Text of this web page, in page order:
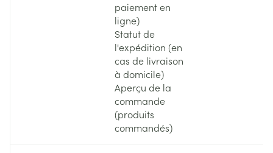
paiement en
ligne)
Statut de
l'expédition (en
cas de livraison
à domicile)
Aperçu de la
commande
(produits
commandés)